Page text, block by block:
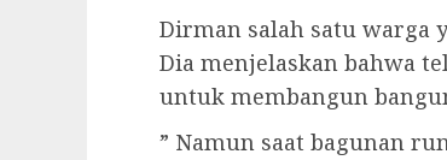
Dirman salah satu warga
Dia menjelaskan bahwa
untuk membangun
” Namun saat bagunan